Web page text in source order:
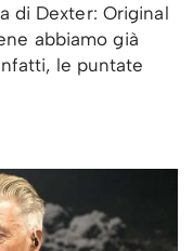
di Dexter: Original
abbiamo già
le puntate